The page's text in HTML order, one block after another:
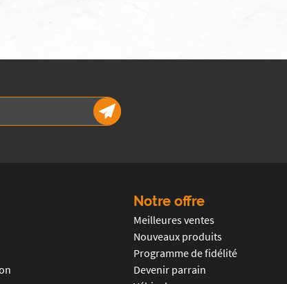
Notre offre
Meilleures ventes
Nouveaux produits
Programme de fidélité
Devenir parrain